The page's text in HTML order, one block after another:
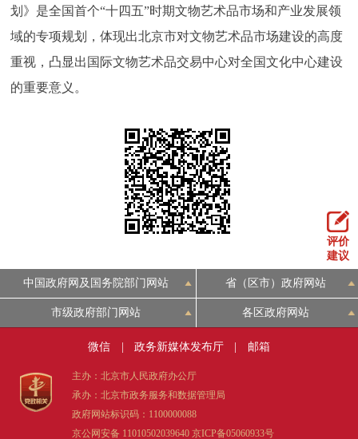
划》是全国首个“十四五”时期文物艺术品市场和产业发展领
域的专项规划，体现出北京市对文物艺术品市场建设的高度
重视，凸显出国际文物艺术品交易中心对全国文化中心建设
的重要意义。
评价
建议
中国政府网及国务院部门网站 省（区市）政府网站
市级政府部门网站 各区政府网站
微信 政务新媒体发布厅 邮箱
主办：北京市人民政府办公厅
承办：北京市政务服务和数据管理局
政府网站标识码：1100000088
京公网安备 11010502039640 京ICP备05060933号